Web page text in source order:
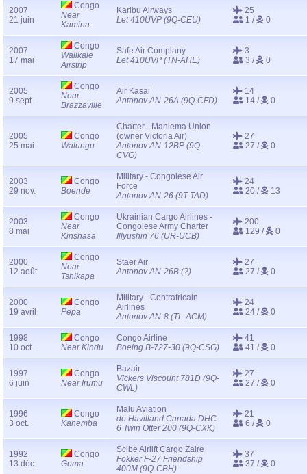
2007
21 juin
Congo
Near
Kamina
Karibu Airways
Let 410UVP (9Q-CEU)
25
1 /
0
2007
17 mai
Congo
Walikale
Airstrip
Safe Air Complany
Let 410UVP (TN-AHE)
3
3 /
0
2005
9 sept.
Congo
Near
Brazzaville
Air Kasai
Antonov AN-26A (9Q-CFD)
14
14 /
0
2005
25 mai
Congo
Walungu
Charter - Maniema Union
(owner Victoria Air)
Antonov AN-12BP (9Q-
CVG)
27
27 /
0
2003
29 nov.
Congo
Boende
Military - Congolese Air
Force
Antonov AN-26 (9T-TAD)
24
20 /
13
2003
8 mai
Congo
Near
Kinshasa
Ukrainian Cargo Airlines -
Congolese Army Charter
Illyushin 76 (UR-UCB)
200
129 /
0
2000
12 août
Congo
Near
Tshikapa
Staer Air
Antonov AN-26B (?)
27
27 /
0
2000
19 avril
Congo
Pepa
Military - Centrafricain
Airlines
Antonov AN-8 (TL-ACM)
24
24 /
0
1998
10 oct.
Congo
Near Kindu
Congo Airline
Boeing B-727-30 (9Q-CSG)
41
41 /
0
1997
6 juin
Congo
Near Irumu
Bazair
Vickers Viscount 781D (9Q-
CWL)
27
27 /
0
1996
3 oct.
Congo
Kahemba
Malu Aviation
de Havilland Canada DHC-
6 Twin Otter 200 (9Q-CXK)
21
6 /
0
1992
13 déc.
Congo
Goma
Scibe Airlift Cargo Zaire
Fokker F-27 Friendship
400M (9Q-CBH)
37
37 /
0